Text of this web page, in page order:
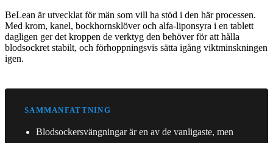
BeLean är utvecklat för män som vill ha stöd i den här processen.
Med krom, kanel, bockhornsklöver och alfa-liponsyra i en tablett
dagligen ger det kroppen de verktyg den behöver för att hålla
blodsockret stabilt, och förhoppningsvis sätta igång viktminskningen
igen.
SAMMANFATTNING
Blodsockersvängningar är en av de vanligaste, men